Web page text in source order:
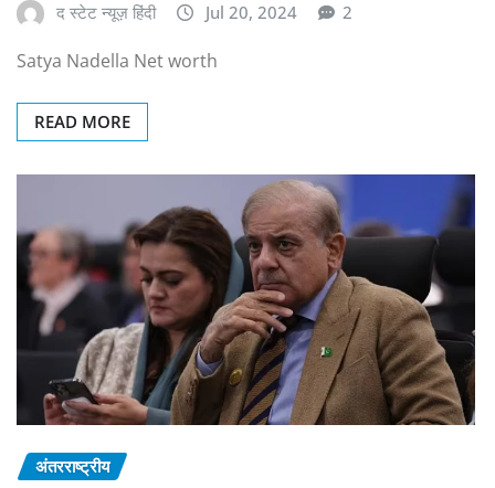
द स्टेट न्यूज़ हिंदी Jul 20, 2024 2
Satya Nadella Net worth
READ MORE
अंतरराष्ट्रीय